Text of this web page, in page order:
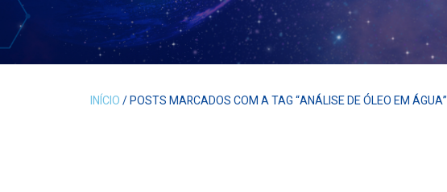
INÍCIO/ POSTS MARCADOS COM A TAG “ANÁLISE DE ÓLEO EM ÁGUA”